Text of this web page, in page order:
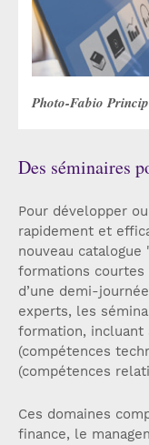
Photo-Fabio
Des séminaires
Pour développer
rapidement et
nouveau catalogue
formations courtes
d’une demi-
experts, les
formation, incluant
(compétences
(compétences
Ces domaines
finance, le